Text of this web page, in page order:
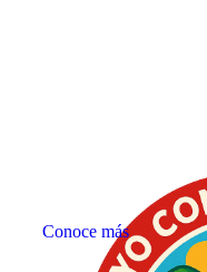
Conoce más